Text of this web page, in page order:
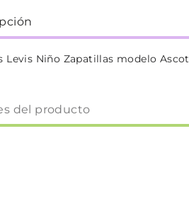
Levis Niño Zapatillas modelo Ascot
del producto